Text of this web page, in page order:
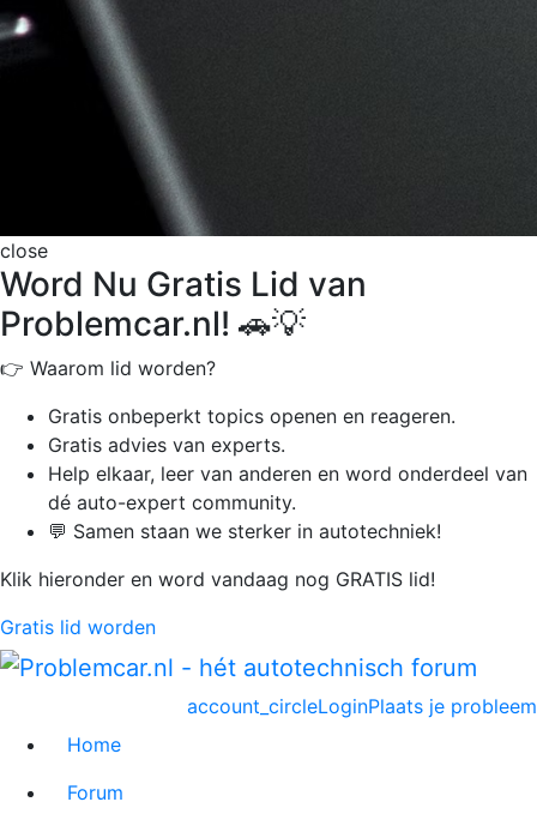
close
Word Nu Gratis Lid van
Problemcar.nl! 🚗💡
👉 Waarom lid worden?
Gratis onbeperkt topics openen en reageren.
Gratis advies van experts.
Help elkaar, leer van anderen en word onderdeel van
dé auto-expert community.
💬 Samen staan we sterker in autotechniek!
Klik hieronder en word vandaag nog GRATIS lid!
Gratis lid worden
Plaats je probleem
account_circleLogin
Home
Forum